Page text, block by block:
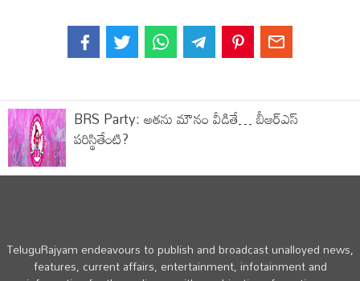
BRS Party: అతను మౌనం వీడితే… బీఆర్ఎస్‌
పరిస్థితేంటి?
TeluguRajyam endeavours to publish and broadcast unalloyed news,
features, current affairs, entertainment, infotainment and